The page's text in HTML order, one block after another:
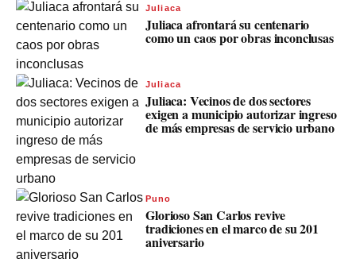
Juliaca
Juliaca afrontará su centenario
como un caos por obras inconclusas
Juliaca
Juliaca: Vecinos de dos sectores
exigen a municipio autorizar ingreso
de más empresas de servicio urbano
Puno
Glorioso San Carlos revive
tradiciones en el marco de su 201
aniversario